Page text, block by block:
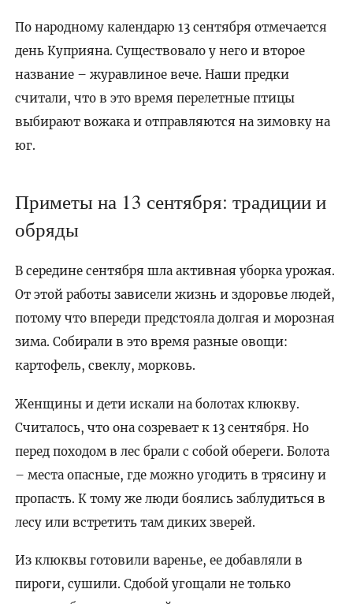
По народному календарю 13 сентября отмечается
день Куприяна. Существовало у него и второе
название – журавлиное вече. Наши предки
считали, что в это время перелетные птицы
выбирают вожака и отправляются на зимовку на
юг.
Приметы на 13 сентября: традиции и
обряды
В середине сентября шла активная уборка урожая.
От этой работы зависели жизнь и здоровье людей,
потому что впереди предстояла долгая и морозная
зима. Собирали в это время разные овощи:
картофель, свеклу, морковь.
Женщины и дети искали на болотах клюкву.
Считалось, что она созревает к 13 сентября. Но
перед походом в лес брали с собой обереги. Болота
– места опасные, где можно угодить в трясину и
пропасть. К тому же люди боялись заблудиться в
лесу или встретить там диких зверей.
Из клюквы готовили варенье, ее добавляли в
пироги, сушили. Сдобой угощали не только